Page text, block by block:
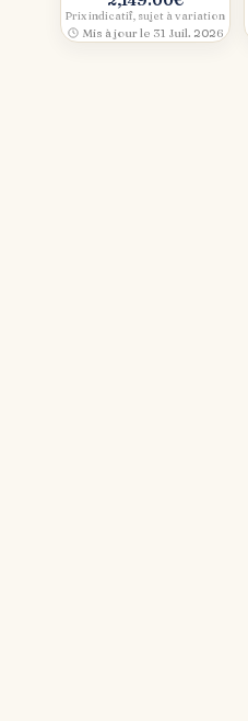
confort
contemporain
Prix indicatif, sujet à variation
Mis à jour le 31 Juil. 2026